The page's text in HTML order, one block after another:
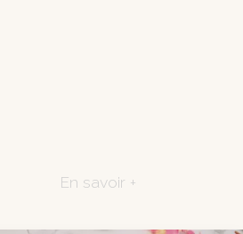
En savoir +